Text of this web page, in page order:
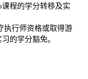
程的学分转移及实
执行师资格或取得游
的学分豁免。